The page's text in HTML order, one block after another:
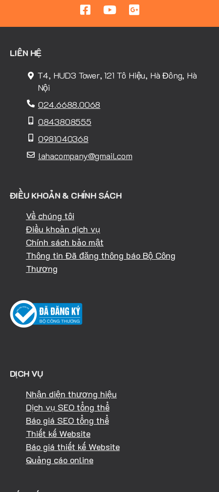
LIÊN HỆ
T4, HUD3 Tower, 121 Tô Hiệu, Hà Đông, Hà
Nội
024.6688.0068
0843808555
0981040368
lahacompany@gmail.com
ĐIỀU KHOẢN & CHÍNH SÁCH
Về chúng tôi
Điều khoản dịch vụ
Chính sách bảo mật
Thông tin Đã đăng thông báo Bộ Công
Thương
DỊCH VỤ
Nhận diện thương hiệu
Dịch vụ SEO tổng thể
Báo giá SEO tổng thể
Thiết kế Website
Báo giá thiết kế Website
Quảng cáo online